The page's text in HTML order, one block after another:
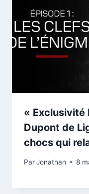
« Exclusivité
Dupont de
chocs qui
ParJonathan 8